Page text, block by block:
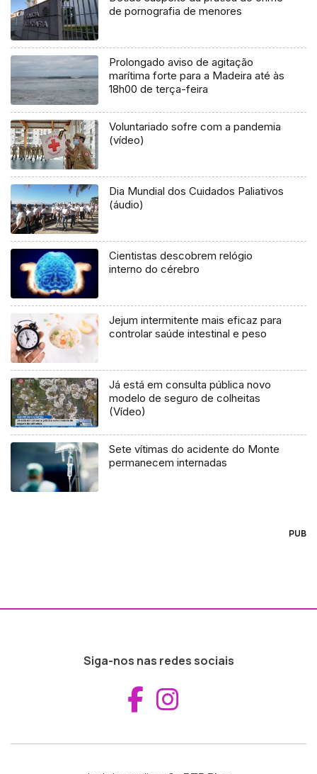
de pornografia de menores
Prolongado aviso de agitação
marítima forte para a Madeira até às
18h00 de terça-feira
Voluntariado sofre com a pandemia
(vídeo)
Dia Mundial dos Cuidados Paliativos
(áudio)
Cientistas descobrem relógio
interno do cérebro
Jejum intermitente mais eficaz para
controlar saúde intestinal e peso
Já está em consulta pública novo
modelo de seguro de colheitas
(Vídeo)
Sete vítimas do acidente do Monte
permanecem internadas
PUB
Siga-nos nas redes sociais
Aceder ao